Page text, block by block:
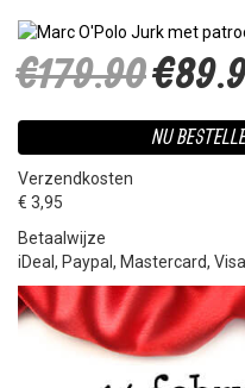
€179.90
NU
Verzendkosten
€ 3,95
Betaalwijze
iDeal, Paypal, Mastercard,